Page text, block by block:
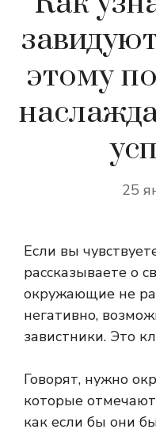
этому
25
Если вы
рассказываете о
окружающие не
негативно,
завистники. Это
Говорят, нужно
которые
как если бы они